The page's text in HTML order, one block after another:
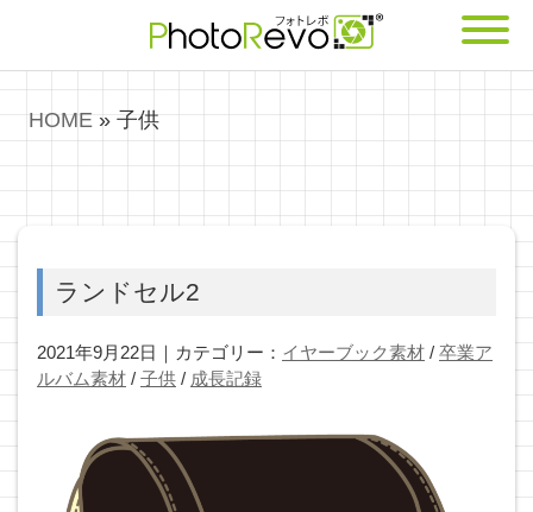
HOME » 子供
ランドセル2
2021年9月22日｜カテゴリー： イヤーブック素材 / 卒業ア
ルバム素材 / 子供 / 成長記録